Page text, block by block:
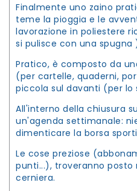
Finalmente uno zaino
teme la pioggia e le
lavorazione in poliestere
si pulisce con una spugna
Pratico, è composto da
(per cartelle, quaderni,
piccola sul davanti (per lo
All'interno della chiusura
un'agenda settimanale:
dimenticare la borsa
Le cose preziose
punti...), troveranno
cerniera.